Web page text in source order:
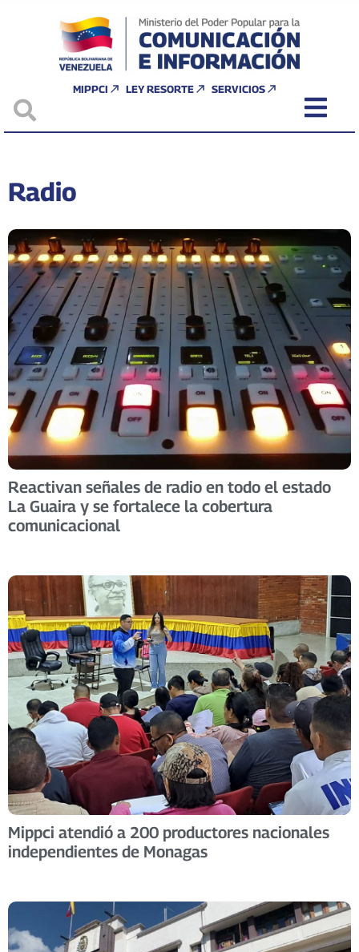
MIPPCI LEY RESORTE SERVICIOS
Radio
Reactivan señales de radio en todo el estado
La Guaira y se fortalece la cobertura
comunicacional
Mippci atendió a 200 productores nacionales
independientes de Monagas